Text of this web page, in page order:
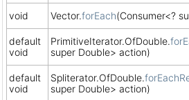
void Vector.forEach(Consumer<?
default
void
PrimitiveIterator.OfDouble.
super Double> action)
default
void
Spliterator.OfDouble.
super Double> action)